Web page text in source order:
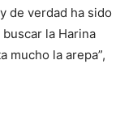
y de verdad ha sido
la Harina
mucho la arepa”,